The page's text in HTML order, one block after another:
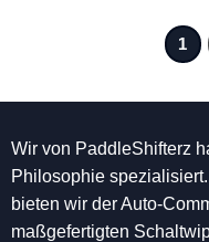
1
Wir von PaddleShifterz
Philosophie
bieten wir der Auto-
maßgefertigten